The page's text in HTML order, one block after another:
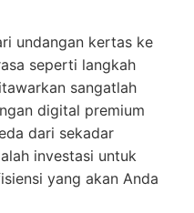
undangan kertas ke
seperti langkah
sangatlah
digital premium
dari sekadar
investasi untuk
yang akan Anda